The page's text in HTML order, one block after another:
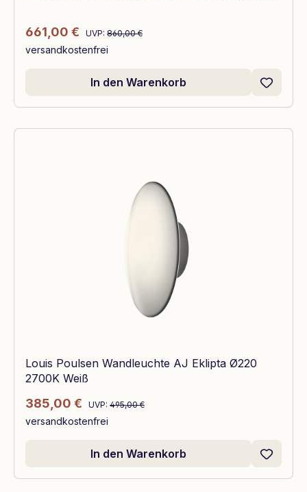
Verkaufspreis:
661,00 € Regulärer Preis:
UVP: 860,00 €
versandkostenfrei
In den Warenkorb
Louis Poulsen Wandleuchte AJ Eklipta Ø220
2700K Weiß
Verkaufspreis:
385,00 € Regulärer Preis:
UVP: 495,00 €
versandkostenfrei
In den Warenkorb